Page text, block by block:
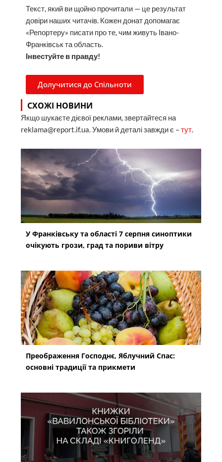
Текст, який ви щойно прочитали — це результат
довіри наших читачів. Кожен донат допомагає
«Репортеру» писати про те, чим живуть Івано-
Франківськ та область.
Інвестуйте в правду!
Долучитися до Спільноти
СХОЖІ НОВИНИ
Якщо шукаєте дієвої реклами, звертайтеся на
reklama@report.if.ua. Умови й деталі завжди є –тут.
У Франківську та області 7 серпня синоптики
очікують грози, град та пориви вітру
Преображення Господнє, Яблучний Спас:
основні традиції та прикмети